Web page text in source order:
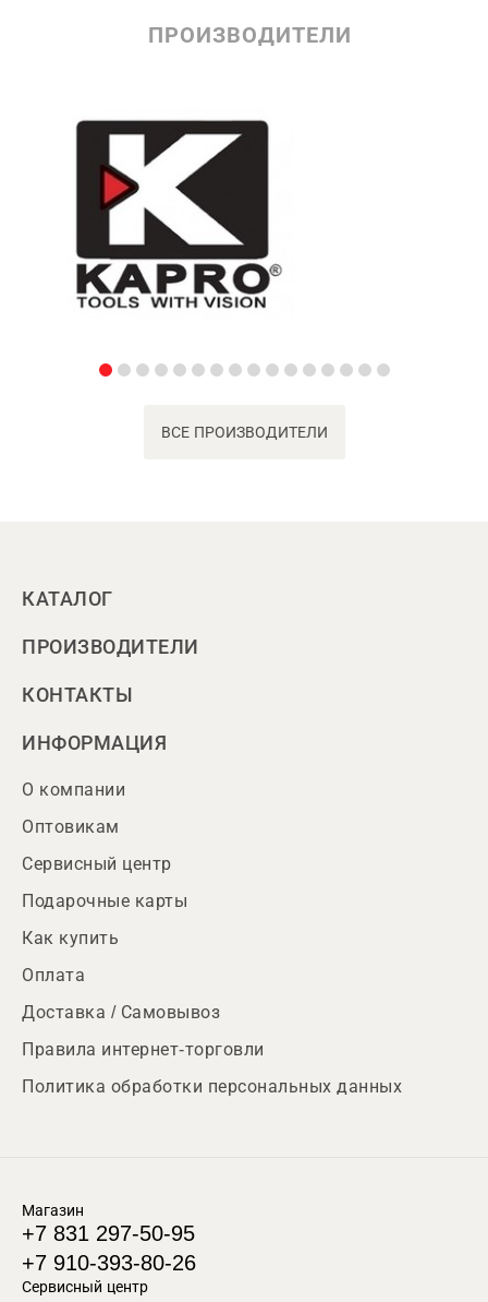
ПРОИЗВОДИТЕЛИ
ВСЕ ПРОИЗВОДИТЕЛИ
КАТАЛОГ
ПРОИЗВОДИТЕЛИ
КОНТАКТЫ
ИНФОРМАЦИЯ
О компании
Оптовикам
Сервисный центр
Подарочные карты
Как купить
Оплата
Доставка / Самовывоз
Правила интернет-торговли
Политика обработки персональных данных
Магазин
+7 831 297-50-95
+7 910-393-80-26
Сервисный центр